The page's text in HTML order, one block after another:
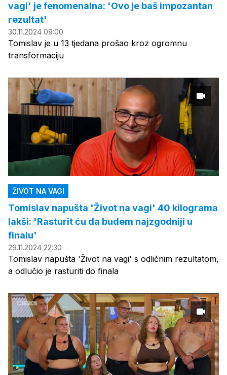
vagi' je fenomenalna: 'Ovo je baš impozantan
rezultat'
30.11.2024 09:00
Tomislav je u 13 tjedana prošao kroz ogromnu
transformaciju
ŽIVOT NA VAGI
Tomislav napušta 'Život na vagi' 40 kilograma
lakši: 'Rasturit ću da budem najzgodniji u
finalu'
29.11.2024 22:30
Tomislav napušta 'Život na vagi' s odličnim rezultatom,
a odlučio je rasturiti do finala